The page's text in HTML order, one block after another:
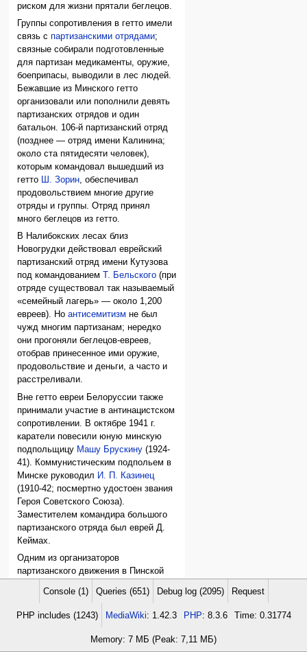
риском для жизни прятали беглецов.
Группы сопротивления в гетто имели
связь спартизанскими отрядами;
связные собирали подготовленные
для партизан медикаменты, оружие,
боеприпасы, выводили в лес людей.
Бежавшие из Минского гетто
организовали или пополнили девять
партизанских отрядов и один
батальон. 106-й партизанский отряд
(позднее — отряд имени Калинина;
около ста пятидесяти человек),
которым командовал вышедший из
гетто Ш. Зорин, обеспечивал
продовольствием многие другие
отряды и группы. Отряд принял
много беглецов из гетто.
В Налибокских лесах близ
Новогрудки действовал еврейский
партизанский отряд имени Кутузова
под командованием
Т. Бельского (при
отряде существовал так называемый
«семейный лагерь» — около 1,200
евреев). Ноантисемитизм не был
чужд многим партизанам; нередко
они прогоняли беглецов-евреев,
отобрав принесенное ими оружие,
продовольствие и деньги, а часто и
расстреливали.
Вне гетто евреи Белоруссии также
принимали участие в антинацистском
сопротивлении. В октябре 1941 г.
каратели повесили юную минскую
подпольщицу Машу Брускину (1924-
41). Коммунистическим подпольем в
Минске руководил И. П. Казинец
(1910-42; посмертно удостоен звания
Героя Советского Союза).
Заместителем командира большого
партизанского отряда был еврей Д.
Кеймах.
Одним из организаторов
партизанского движения в Пинской
42). В боях на территории
Белоруссии отличились: один из
организаторов обороны Брестской
крепости Е. Фомин (1909-41); Герои
Советского Союза артиллерист
Console (1) Queries (651) Debug log (2095) Request
PHP includes (1243) MediaWiki: 1.42.3 PHP: 8.3.6 Time: 0.31774
Memory: 7 МБ (Peak: 7,11 МБ)